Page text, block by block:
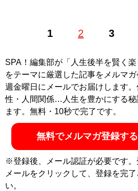
1 2 3
経て、現在は恋愛コンサルタントとして
の秘訣マガジン 」をLINEで配信中。公式
「 結婚につながる恋のコンサルタント
カウント:@yamamotosaori_ ）
記事一覧へ
SPA！編集部が「人生後半を賢く楽
をテーマに厳選した記事をメルマ
週金曜日にメールでお届けします。
性・人間関係…人生を豊かにする秘
ます。無料・10秒で完了です。
無料でメルマガ登録す
※登録後、メール認証が必要です。
メールをクリックして、登録を完
い。